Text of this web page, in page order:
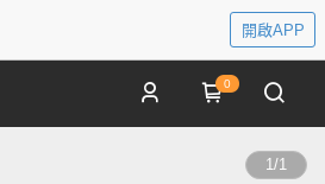
開啟APP
0
1/1